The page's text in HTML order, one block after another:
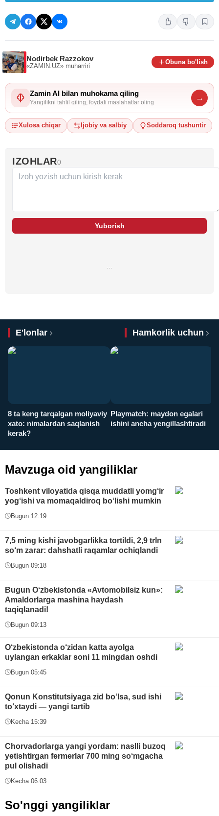
Nodirbek Razzokov
«ZAMIN.UZ» muharriri
Obuna bo'lish
Zamin AI bilan muhokama qiling
Yangilikni tahlil qiling, foydali maslahatlar oling
→
Xulosa chiqar Ijobiy va salbiy Soddaroq tushuntir
IZOHLAR0
Yuborish
E'lonlar Hamkorlik uchun
8 ta keng tarqalgan moliyaviy
xato: nimalardan saqlanish
kerak?
Playmatch: maydon egalari
ishini ancha yengillashtiradi
Mavzuga oid yangiliklar
Toshkent viloyatida qisqa muddatli yomg‘ir
yog‘ishi va momaqaldiroq bo‘lishi mumkin
Bugun 12:19
7,5 ming kishi javobgarlikka tortildi, 2,9 trln
so‘m zarar: dahshatli raqamlar ochiqlandi
Bugun 09:18
Bugun O‘zbekistonda «Avtomobilsiz kun»:
Amaldorlarga mashina haydash
taqiqlanadi!
Bugun 09:13
O‘zbekistonda o‘zidan katta ayolga
uylangan erkaklar soni 11 mingdan oshdi
Bugun 05:45
Qonun Konstitutsiyaga zid bo‘lsa, sud ishi
to‘xtaydi — yangi tartib
Kecha 15:39
Chorvadorlarga yangi yordam: naslli buzoq
yetishtirgan fermerlar 700 ming so‘mgacha
pul olishadi
Kecha 06:03
So'nggi yangiliklar